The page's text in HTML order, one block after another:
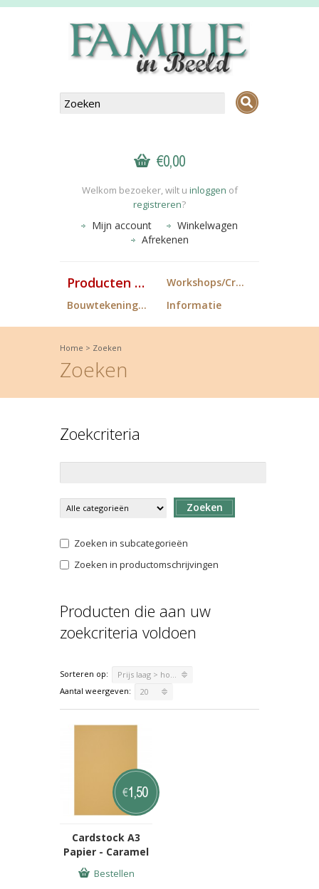
€0,00
Welkom bezoeker, wilt u inloggen of
registreren?
Mijn account
Winkelwagen
Afrekenen
Producten FiB
Workshops/Cropdagen
Bouwtekeningen
Informatie
Home > Zoeken
Zoeken
Zoekcriteria
Zoeken
Zoeken in subcategorieën
Zoeken in productomschrijvingen
Producten die aan uw
zoekcriteria voldoen
Sorteren op:
Aantal weergeven:
20
Cardstock A3
Papier - Caramel
€1,50
Bestellen